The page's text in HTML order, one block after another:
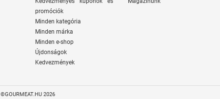
promóciók
Minden kategória
Minden márka
Minden e-shop
Újdonságok
Kedvezmények
©GOURMEAT.HU 2026